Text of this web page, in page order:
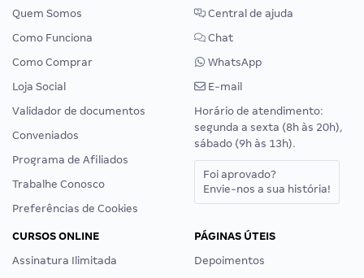
Quem Somos
Como Funciona
Como Comprar
Loja Social
Validador de documentos
Conveniados
Programa de Afiliados
Trabalhe Conosco
Preferências de Cookies
Central de ajuda
Chat
WhatsApp
E-mail
Horário de atendimento:
segunda a sexta (8h às 20h),
sábado (9h às 13h).
Foi aprovado?
Envie-nos a sua história!
CURSOS ONLINE
Assinatura Ilimitada
PÁGINAS ÚTEIS
Depoimentos